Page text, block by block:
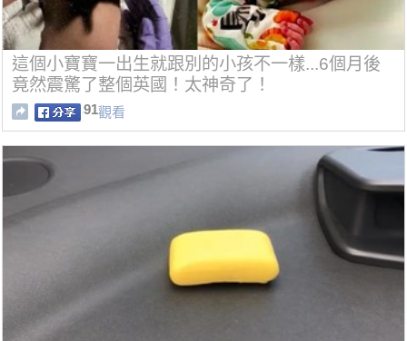
這個小寶寶一出生就跟別的小孩不一樣...6個月後
竟然震驚了整個英國！太神奇了！
91觀看